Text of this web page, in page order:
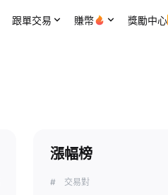
跟單交易 賺幣 獎勵中心
漲幅榜
# 交易對